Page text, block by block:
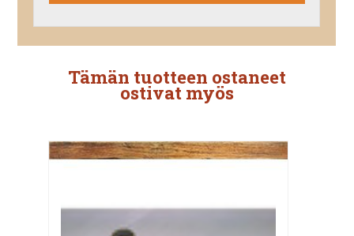
Tämän tuotteen ostaneet
ostivat myös